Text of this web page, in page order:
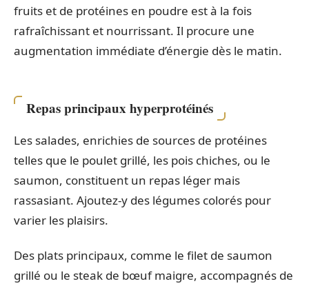
fruits et de protéines en poudre est à la fois
rafraîchissant et nourrissant. Il procure une
augmentation immédiate d’énergie dès le matin.
Repas principaux hyperprotéinés
Les salades, enrichies de sources de protéines
telles que le poulet grillé, les pois chiches, ou le
saumon, constituent un repas léger mais
rassasiant. Ajoutez-y des légumes colorés pour
varier les plaisirs.
Des plats principaux, comme le filet de saumon
grillé ou le steak de bœuf maigre, accompagnés de